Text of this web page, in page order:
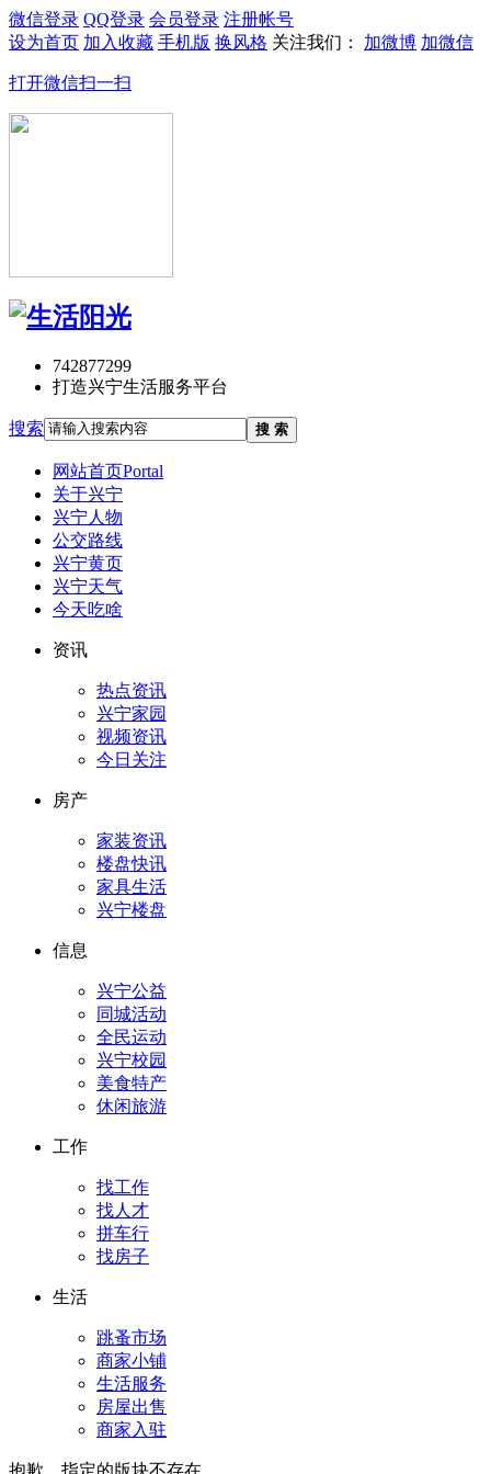
微信登录 QQ登录 会员登录 注册帐号
设为首页 加入收藏 手机版 换风格 关注我们： 加微博 加微信
打开微信扫一扫
742877299
打造兴宁生活服务平台
搜索 搜 索
网站首页Portal
关于兴宁
兴宁人物
公交路线
兴宁黄页
兴宁天气
今天吃啥
资讯
热点资讯
兴宁家园
视频资讯
今日关注
房产
家装资讯
楼盘快讯
家具生活
兴宁楼盘
信息
兴宁公益
同城活动
全民运动
兴宁校园
美食特产
休闲旅游
工作
找工作
找人才
拼车行
找房子
生活
跳蚤市场
商家小铺
生活服务
房屋出售
商家入驻
抱歉，指定的版块不存在